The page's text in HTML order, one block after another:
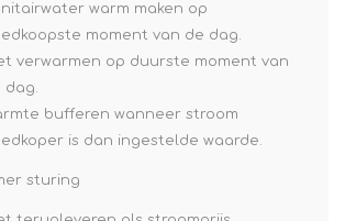
warm maken op
moment van de dag.
verwarmen op duurste moment van
dag.
bufferen wanneer stroom
is dan ingestelde waarde.
sturing